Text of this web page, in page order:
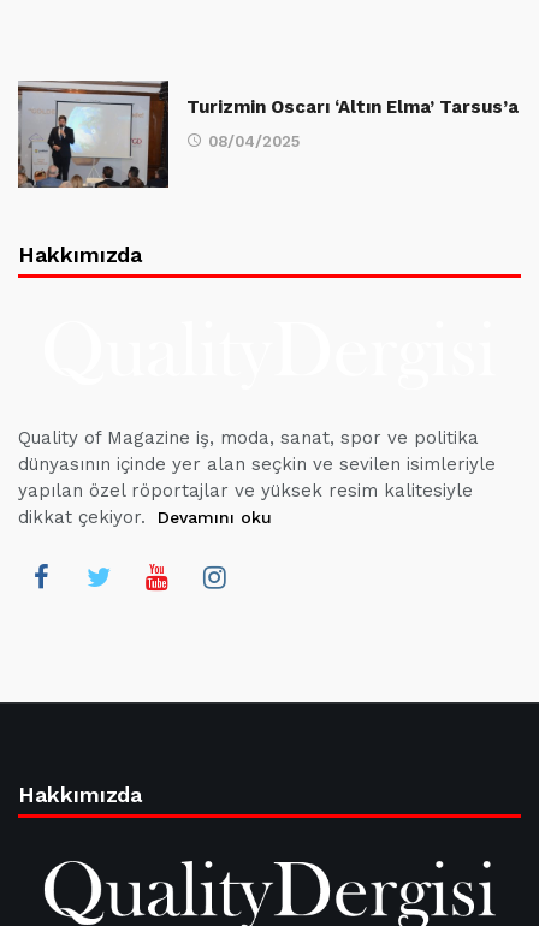
Turizmin Oscarı ‘Altın Elma’ Tarsus’a
08/04/2025
Hakkımızda
Quality of Magazine iş, moda, sanat, spor ve politika
dünyasının içinde yer alan seçkin ve sevilen isimleriyle
yapılan özel röportajlar ve yüksek resim kalitesiyle
dikkat çekiyor.
Devamını oku
Hakkımızda